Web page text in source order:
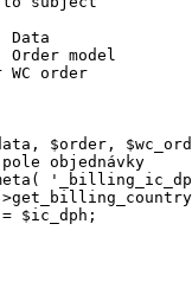
Data
model
WC order
, $order ,
objednávky
( '
get_billing_country
= $ic_dph ;